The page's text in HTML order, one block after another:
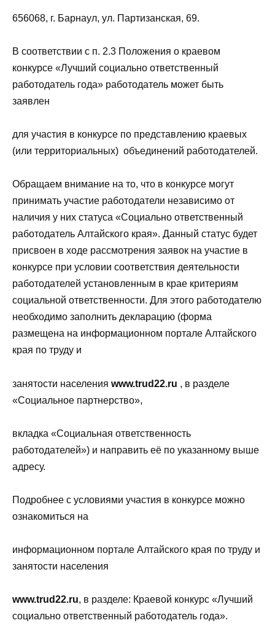
656068, г. Барнаул, ул. Партизанская, 69.
В соответствии с п. 2.3 Положения о краевом
конкурсе «Лучший социально ответственный
работодатель года» работодатель может быть
заявлен
для участия в конкурсе по представлению краевых
(или территориальных) объединений работодателей.
Обращаем внимание на то, что в конкурсе могут
принимать участие работодатели независимо от
наличия у них статуса «Социально ответственный
работодатель Алтайского края». Данный статус будет
присвоен в ходе рассмотрения заявок на участие в
конкурсе при условии соответствия деятельности
работодателей установленным в крае критериям
социальной ответственности. Для этого работодателю
необходимо заполнить декларацию (форма
размещена на информационном портале Алтайского
края по труду и
занятости населения www.trud22.ru , в разделе
«Социальное партнерство»,
вкладка «Социальная ответственность
работодателей») и направить её по указанному выше
адресу.
Подробнее с условиями участия в конкурсе можно
ознакомиться на
информационном портале Алтайского края по труду и
занятости населения
www.trud22.ru, в разделе: Краевой конкурс «Лучший
социально ответственный работодатель года».